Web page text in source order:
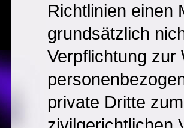
Richtlinien einen
grundsätzlich
Verpflichtung zur
private Dritte